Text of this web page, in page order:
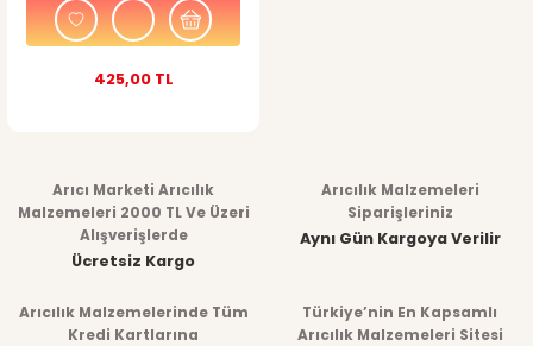
425,00 TL
Arıcı Marketi Arıcılık
Malzemeleri 2000 TL Ve Üzeri
Alışverişlerde
Ücretsiz Kargo
Arıcılık Malzemeleri
Siparişleriniz
Aynı Gün Kargoya Verilir
Arıcılık Malzemelerinde Tüm
Kredi Kartlarına
Türkiye’nin En Kapsamlı
Arıcılık Malzemeleri Sitesi